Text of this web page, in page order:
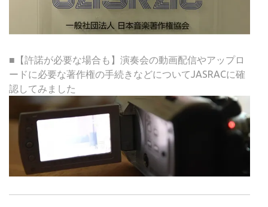
■【許諾が必要な場合も】演奏会の動画配信やアップロ
ードに必要な著作権の手続きなどについてJASRACに確
認してみました